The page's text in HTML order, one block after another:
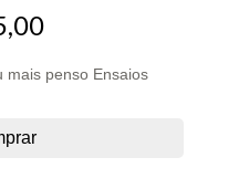
mais penso Ensaios